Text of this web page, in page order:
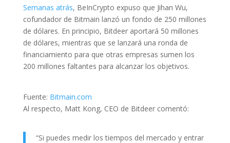
Semanas atrás, BeInCrypto expuso que Jihan Wu,
cofundador de Bitmain lanzó un fondo de 250 millones
de dólares. En principio, Bitdeer aportará 50 millones
de dólares, mientras que se lanzará una ronda de
financiamiento para que otras empresas sumen los
200 millones faltantes para alcanzar los objetivos.
Fuente: Bitmain.com
Al respecto, Matt Kong, CEO de Bitdeer comentó:
“Si puedes medir los tiempos del mercado y entrar